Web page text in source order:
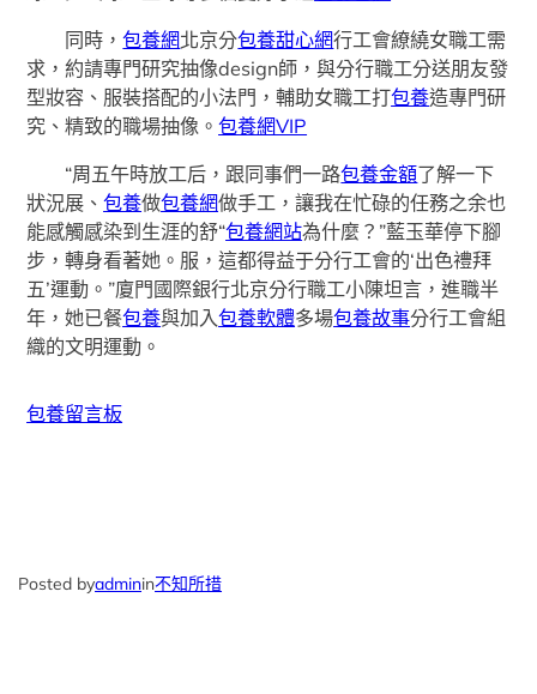
同時，包養網北京分包養甜心網行工會繚繞女職工需
求，約請專門研究抽像design師，與分行職工分送朋友發
型妝容、服裝搭配的小法門，輔助女職工打包養造專門研
究、精致的職場抽像。包養網VIP
“周五午時放工后，跟同事們一路包養金額了解一下
狀況展、包養做包養網做手工，讓我在忙碌的任務之余也
能感觸感染到生涯的舒“包養網站為什麼？”藍玉華停下腳
步，轉身看著她。服，這都得益于分行工會的‘出色禮拜
五’運動。”廈門國際銀行北京分行職工小陳坦言，進職半
年，她已餐包養與加入包養軟體多場包養故事分行工會組
織的文明運動。
包養留言板
Posted byadminin不知所措